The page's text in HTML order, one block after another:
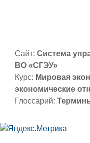
Сайт: Система
ВО «СГЭУ»
Курс: Мировая
экономические
Глоссарий: